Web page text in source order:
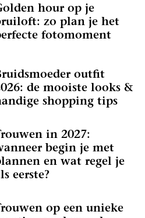
hour op je
zo plan je het
fotomoment
outfit
de mooiste looks &
shopping tips
in 2027:
begin je met
en wat regel je
eerste?
op een unieke